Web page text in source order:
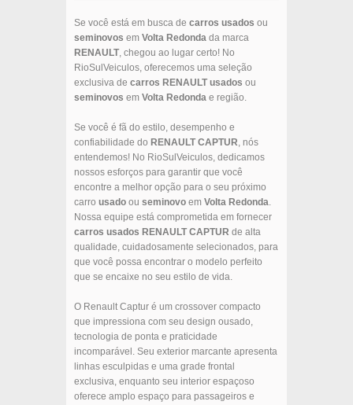
Se você está em busca de carros usados ou
seminovos em Volta Redonda da marca
RENAULT, chegou ao lugar certo! No
RioSulVeiculos, oferecemos uma seleção
exclusiva de carros RENAULT usados ou
seminovos em Volta Redonda e região.
Se você é fã do estilo, desempenho e
confiabilidade do RENAULT CAPTUR, nós
entendemos! No RioSulVeiculos, dedicamos
nossos esforços para garantir que você
encontre a melhor opção para o seu próximo
carro usado ou seminovo em Volta Redonda.
Nossa equipe está comprometida em fornecer
carros usados RENAULT CAPTUR de alta
qualidade, cuidadosamente selecionados, para
que você possa encontrar o modelo perfeito
que se encaixe no seu estilo de vida.
O Renault Captur é um crossover compacto
que impressiona com seu design ousado,
tecnologia de ponta e praticidade
incomparável. Seu exterior marcante apresenta
linhas esculpidas e uma grade frontal
exclusiva, enquanto seu interior espaçoso
oferece amplo espaço para passageiros e